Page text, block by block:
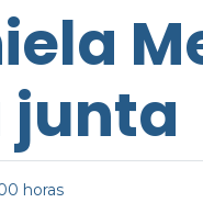
junta
horas